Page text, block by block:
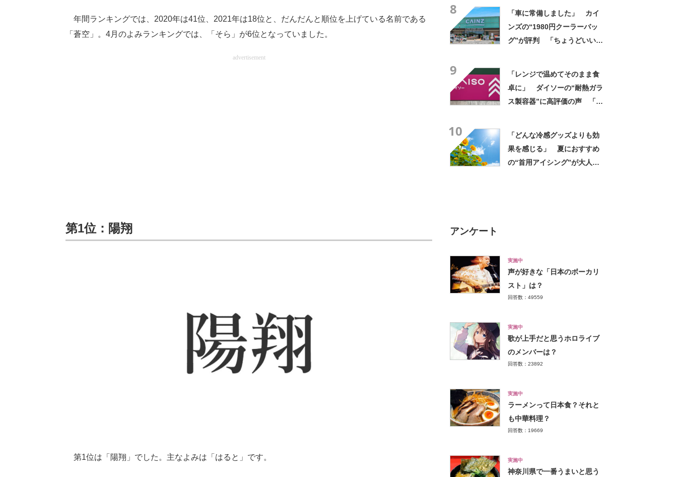
年間ランキングでは、2020年は41位、2021年は18位と、だんだんと順位を上げている名前である
「蒼空」。4月のよみランキングでは、「そら」が6位となっていました。
advertisement
第1位：陽翔
第1位は「陽翔」でした。主なよみは「はると」です。
8
「車に常備しました」 カイ
ンズの“1980円クーラーバッ
グ”が評判 「ちょうどいい大
9
「レンジで温めてそのまま食
卓に」 ダイソーの“耐熱ガラ
ス製容器”に高評価の声 「冷
10
「どんな冷感グッズよりも効
果を感じる」 夏におすすめ
の“首用アイシング”が大人
アンケート
実施中
声が好きな「日本のボーカリ
スト」は？
回答数：49559
実施中
歌が上手だと思うホロライブ
のメンバーは？
回答数：23892
実施中
ラーメンって日本食？それと
も中華料理？
回答数：19669
実施中
神奈川県で一番うまいと思う